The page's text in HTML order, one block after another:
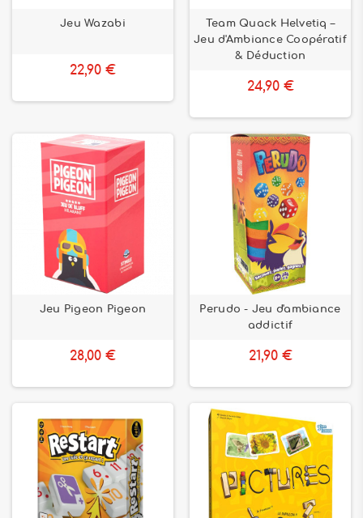
Jeu Wazabi
22,90 €
Team Quack Helvetiq –
Jeu d'Ambiance Coopératif
& Déduction
24,90 €
Jeu Pigeon Pigeon
28,00 €
Perudo - Jeu d'ambiance
addictif
21,90 €